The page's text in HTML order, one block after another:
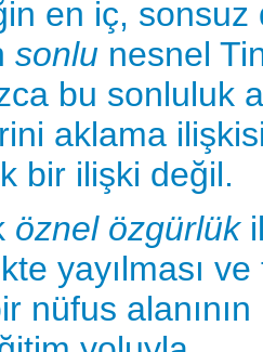
en iç, sonsuz
sonlu nesnel
bu sonluluk
aklama
bir ilişki değil.
öznel özgürlük
yayılması
nüfus